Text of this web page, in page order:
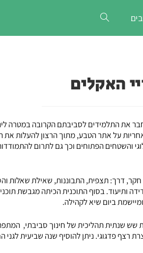
האקלים
את התלמידים לסביבתם הקרובה במטרה
על אתר הטבע, מתוך הרצון להעלות את
והשטחים הפתוחים וכך גם לתרום
חקר, דרך: תצפית, התבוננות, שאילת שאלות
ותיעוד. בסוף התוכנית הכיתה מגבשת
ביום שיא לקהילה.
שש שנתית תהליכית של חינוך סביבתי,
רצף פדגוגי. ניתן להוסיף שנה שביעית לגני